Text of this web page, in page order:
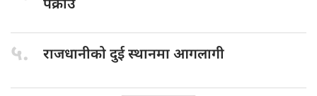
पक्राउ
५. राजधानीको दुईस्थानमा आगलागी